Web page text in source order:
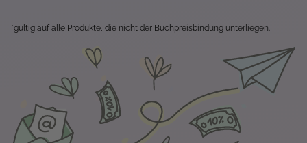
*gültig auf alle Produkte, die nicht der Buchpreisbindung unterliegen.